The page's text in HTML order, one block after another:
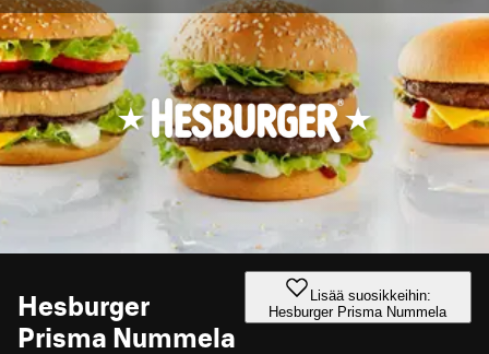
Hesburger
Prisma Nummela
Lisää suosikkeihin:
Hesburger Prisma Nummela